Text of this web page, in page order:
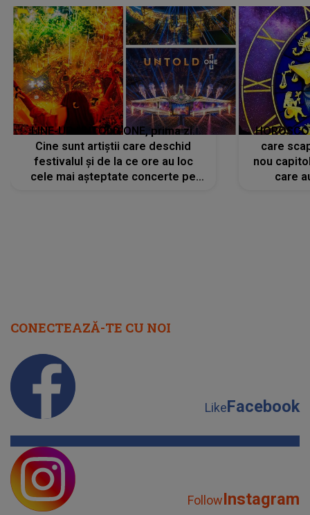
LINE-UP UNTOLD ONE, prima zi.
Cine sunt artiștii care deschid
festivalul și de la ce ore au loc
cele mai așteptate concerte pe
care
nou
care
CONECTEAZĂ-TE CU NOI
LikeFacebook
FollowInstagram